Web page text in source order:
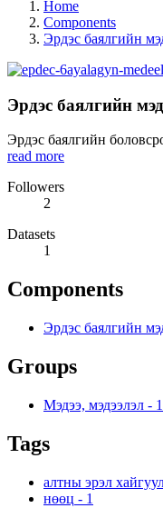
Home
Components
Эрдэс баялгийн
Эрдэс баялгийн
Эрдэс баялгийн
read more
Followers
2
Datasets
1
Components
Эрдэс баялгийн
Groups
Мэдээ, мэдээлэл - 1
Tags
алтны эрэл
нөөц - 1